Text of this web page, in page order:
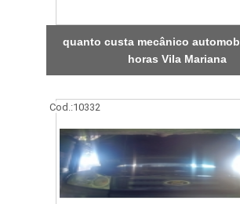
quanto custa mecânico
horas Vila Mariana
Cod.:10332